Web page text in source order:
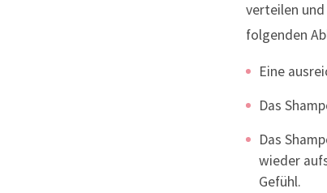
verteilen
folgenden
Eine
Das
Das
wieder
Gefühl.